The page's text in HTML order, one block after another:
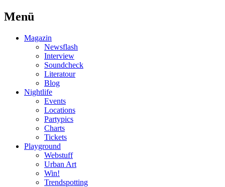
Menü
Magazin
Newsflash
Interview
Soundcheck
Literatour
Blog
Nightlife
Events
Locations
Partypics
Charts
Tickets
Playground
Webstuff
Urban Art
Win!
Trendspotting